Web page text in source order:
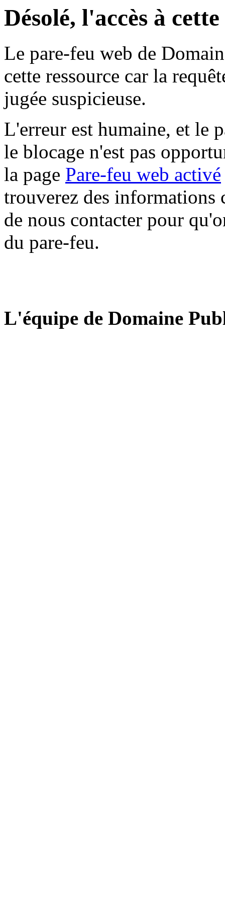
Désolé, l'accès à
Le pare-feu web de
cette ressource car la
jugée suspicieuse.
L'erreur est humaine, et le
le blocage n'est pas
la page Pare-feu web activé
trouverez des informations
de nous contacter pour
du pare-feu.
L'équipe de Domaine